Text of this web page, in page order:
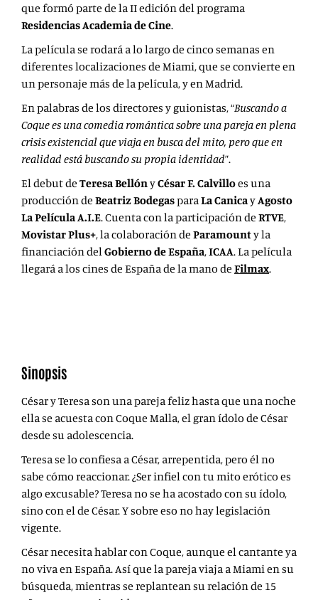
que formó parte de la II edición del programa
Residencias Academia de Cine.
La película se rodará a lo largo de cinco semanas en
diferentes localizaciones de Miami, que se convierte en
un personaje más de la película, y en Madrid.
En palabras de los directores y guionistas, “Buscando a
Coque es una comedia romántica sobre una pareja en plena
crisis existencial que viaja en busca del mito, pero que en
realidad está buscando su propia identidad”.
El debut de Teresa BellónyCésar F. Calvilloes una
producción de Beatriz BodegasparaLa CanicayAgosto
La Película A.I.E. Cuenta con la participación de RTVE,
Movistar Plus+, la colaboración de Paramounty la
financiación delGobierno de España,ICAA. La película
llegará a los cines de España de la mano de Filmax.
Sinopsis
César y Teresa son una pareja feliz hasta que una noche
ella se acuesta con Coque Malla, el gran ídolo de César
desde su adolescencia.
Teresa se lo confiesa a César, arrepentida, pero él no
sabe cómo reaccionar. ¿Ser infiel con tu mito erótico es
algo excusable? Teresa no se ha acostado con su ídolo,
sino con el de César. Y sobre eso no hay legislación
vigente.
César necesita hablar con Coque, aunque el cantante ya
no viva en España. Así que la pareja viaja a Miami en su
búsqueda, mientras se replantean su relación de 15